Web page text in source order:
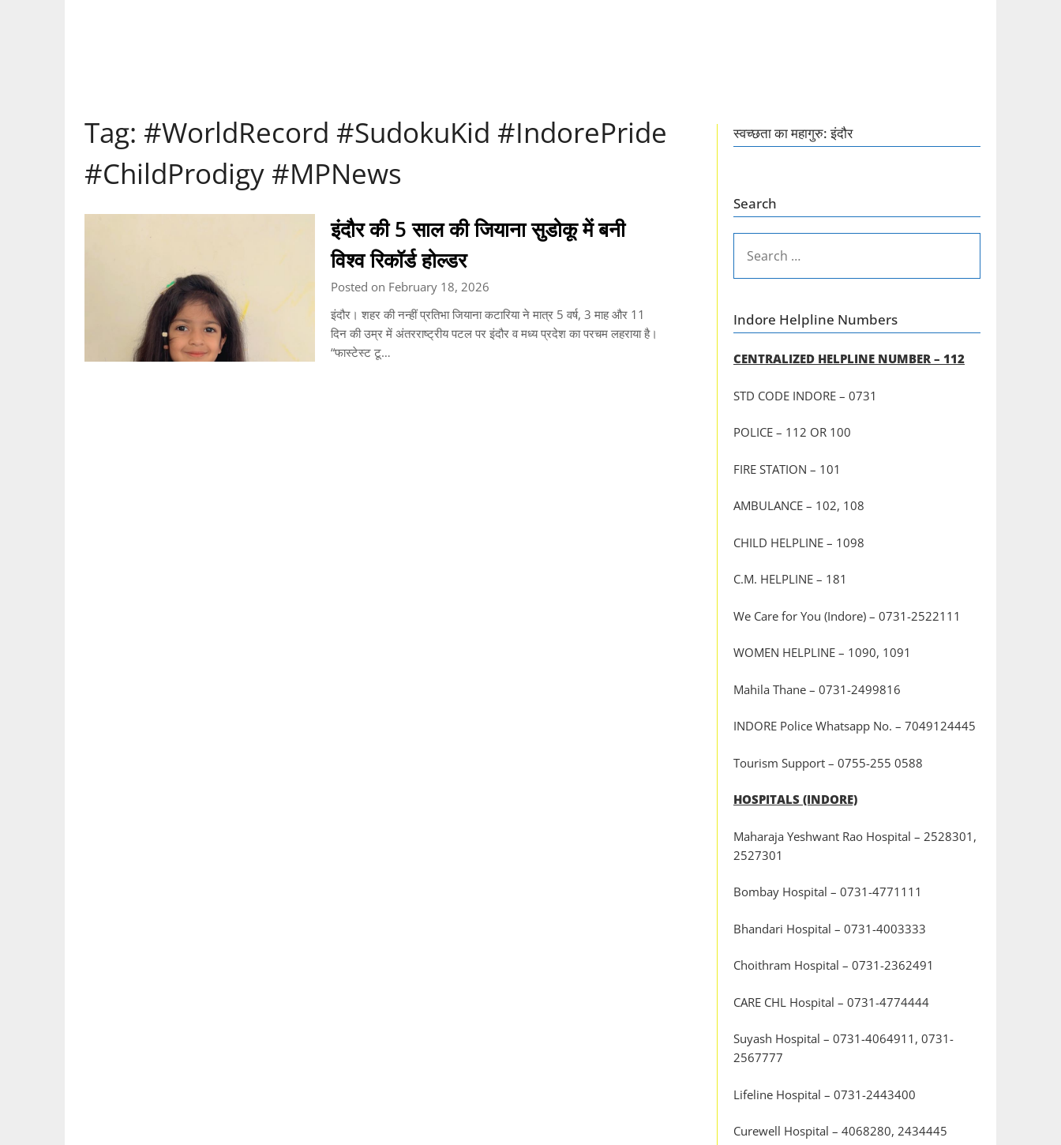
Tag: #WorldRecord #SudokuKid #IndorePride
#ChildProdigy #MPNews
इंदौर की 5 साल की जियाना सुडोकू में बनी
विश्व रिकॉर्ड होल्डर
Posted on February 18, 2026
इंदौर। शहर की नन्हीं प्रतिभा जियाना कटारिया ने मात्र 5 वर्ष, 3 माह और 11
दिन की उम्र में अंतरराष्ट्रीय पटल पर इंदौर व मध्य प्रदेश का परचम लहराया है।
“फास्टेस्ट टू…
स्वच्छता का महागुरु: इंदौर
Search
FOR:
Indore Helpline Numbers
CENTRALIZED HELPLINE NUMBER – 112
STD CODE INDORE – 0731
POLICE – 112 OR 100
FIRE STATION – 101
AMBULANCE – 102, 108
CHILD HELPLINE – 1098
C.M. HELPLINE – 181
We Care for You (Indore) – 0731-2522111
WOMEN HELPLINE – 1090, 1091
Mahila Thane – 0731-2499816
INDORE Police Whatsapp No. – 7049124445
Tourism Support – 0755-255 0588
HOSPITALS (INDORE)
Maharaja Yeshwant Rao Hospital – 2528301,
2527301
Bombay Hospital – 0731-4771111
Bhandari Hospital – 0731-4003333
Choithram Hospital – 0731-2362491
CARE CHL Hospital – 0731-4774444
Suyash Hospital – 0731-4064911, 0731-
2567777
Lifeline Hospital – 0731-2443400
Curewell Hospital – 4068280, 2434445